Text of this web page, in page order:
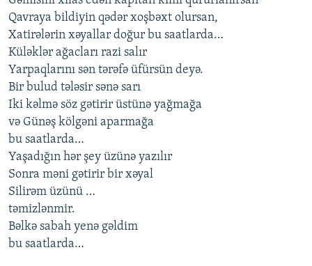
İZ - MƏDƏNIYYƏT PROQRAMI
MATERIALLARIMIZDAN ISTIFADƏ
AZADLIQRADIOSU MOBIL TELEFONUNUZDA
BIZIMLƏ ƏLAQƏ
XƏBƏR BÜLLETENLƏRIMIZ
RFE/RL-in bütün saytları
Qavraya bildiyin qədər xoşbəxt olursan,
Xatirələrin xəyallar doğur bu saatlarda…
Küləklər ağacları razi salır
Yarpaqlarını sən tərəfə üfürsün deyə.
Bir bulud tələsir sənə sarı
Iki kəlmə söz gətirir üstünə yağmağa
və Günəş kölgəni aparmağa
bu saatlarda…
Yaşadığın hər şey üzünə yazılır
Sonra məni gətirir bir xəyal
Silirəm üzünü …
təmizlənmir.
Bəlkə sabah yenə gəldim
bu saatlarda…